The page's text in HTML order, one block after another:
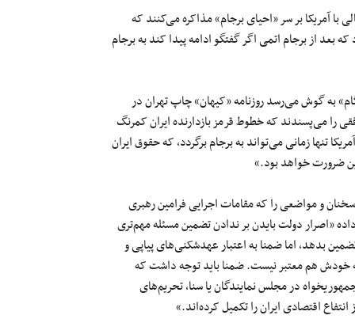
آمریکا بر سر «احیای برجام» مذاکره می‌کنند که
بعد از برجام اتمی اگر گفتگو ادامه پیدا کند به برجام
به گوش می‌رسد روزنامه «کیهان» چاپ تهران در
را می‌پسندند که خطوط قرمز بازدارنده ایران کمرنگ
تنها زمانی می‌تواند به برجام برگردد، که حقوق ایران
ضرورت خواهد بود.»
و مواضعی را که مقامات اجرایی فرامین رهبری
«اصرار دولت بایدن بر ندادن تضمین مسئله مهم‌تری
بدهد، اما ضمنا به اعتبار عهدشکنی‌های پیاپی و
خودش هم معتبر نیست. ضمنا باید توجه داشت که
در مجلس نمایندگان یا سنا، تحریم‌های
اقتصادی ایران را تکمیل کرده‌اند.»